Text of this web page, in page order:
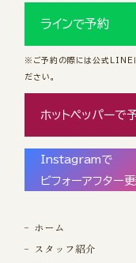
ラインで予約
※ご予約の際には公式LINEに
ださい。
ホットペッパーで
Instagramで
ビフォーアフター
ホーム
スタッフ紹介